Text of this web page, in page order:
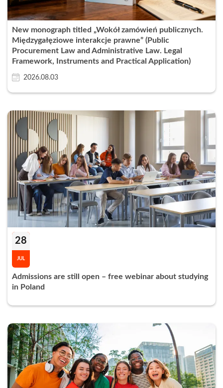
New monograph titled „Wokół zamówień publicznych.
Międzygałęziowe interakcje prawne” (Public
Procurement Law and Administrative Law. Legal
Framework, Instruments and Practical Application)
2026.08.03
28
JUL
Admissions are still open – free webinar about studying
in Poland